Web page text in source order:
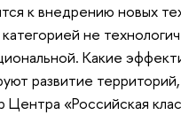
к внедрению новых
категорией не
Какие
развитие
Центра «Российская